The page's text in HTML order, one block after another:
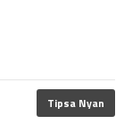
Tipsa Nyan